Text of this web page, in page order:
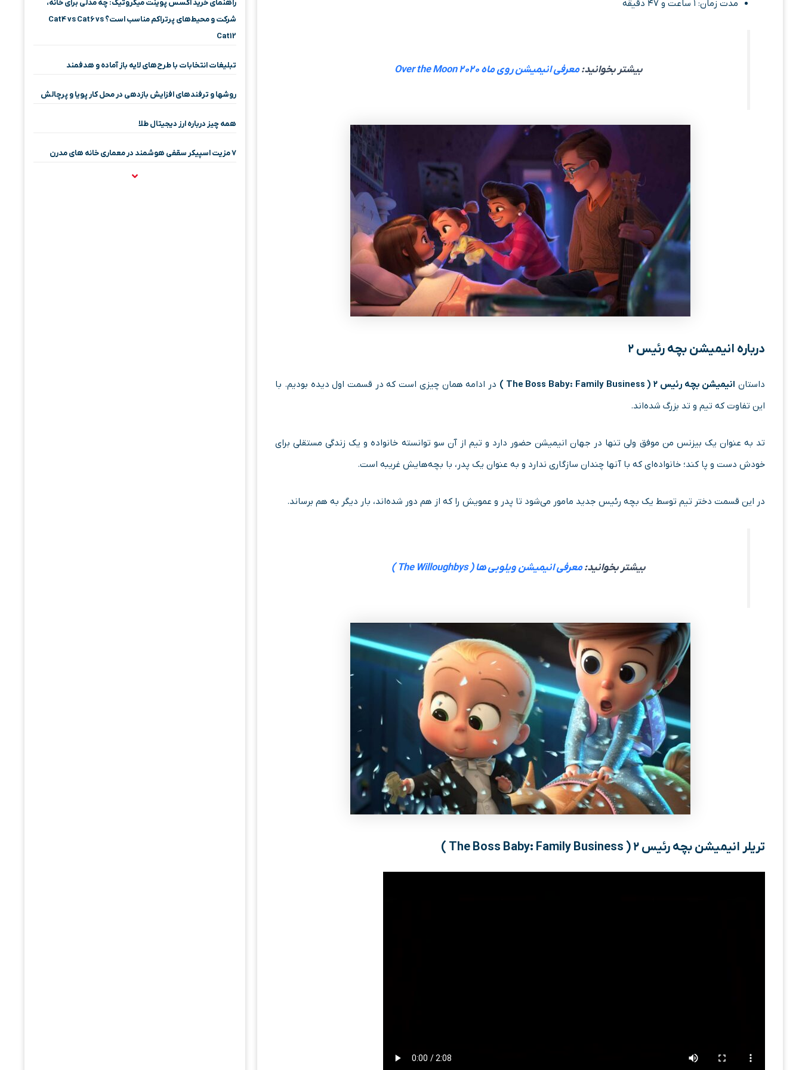
مدت زمان: ۱ ساعت و ۴۷ دقیقه
بیشتر بخوانید:معرفی انیمیشن روی ماه Over the Moon 2020
درباره انیمیشن بچه رئیس ۲
داستان انیمیشن بچه رئیس ۲ ( The Boss Baby: Family Business )
در ادامه‌ همان چیزی است که در قسمت اول دیده‌ بودیم. با
این تفاوت که تیم و تد بزرگ شده‌اند.
تد به عنوان یک بیزنس من موفق ولی تنها در جهان انیمیشن حضور دارد و تیم از آن سو توانسته خانواده‌ و یک زندگی مستقلی برای
خودش دست و پا کند؛ خانواده‌ای که با آنها چندان سازگاری ندارد و به عنوان یک پدر، با بچه‌هایش غریبه است.
در این قسمت دختر تیم توسط یک بچه رئیس جدید مامور می‌شود تا پدر و عمویش را که از هم دور شده‌اند،‌ بار دیگر به هم برساند.
بیشتر بخوانید:معرفی انیمیشن ویلوبی ها ( The Willoughbys )
تریلر انیمیشن بچه رئیس ۲ ( The Boss Baby: Family Business )
راهنمای خرید اکسس پوینت میکروتیک: چه مدلی برای خانه،
شرکت و محیط‌های پرتراکم مناسب است؟ Cat4 vs Cat6 vs
Cat12
تبلیغات انتخابات با طرح‌های لایه باز آماده و هدفمند
روشها و ترفندهای افزایش بازدهی در محل کار پویا و پرچالش
همه چیز درباره ارز دیجیتال طلا
۷ مزیت اسپیکر سقفی هوشمند در معماری خانه‌ های مدرن